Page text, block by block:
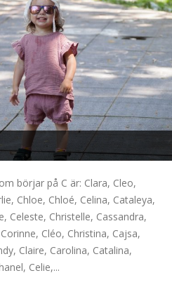
börjar på C är: Clara, Cleo,
Chloe, Chloé, Celina, Cataleya,
Celeste, Christelle, Cassandra,
Cléo, Christina, Cajsa,
Claire, Carolina, Catalina,
Celie,...